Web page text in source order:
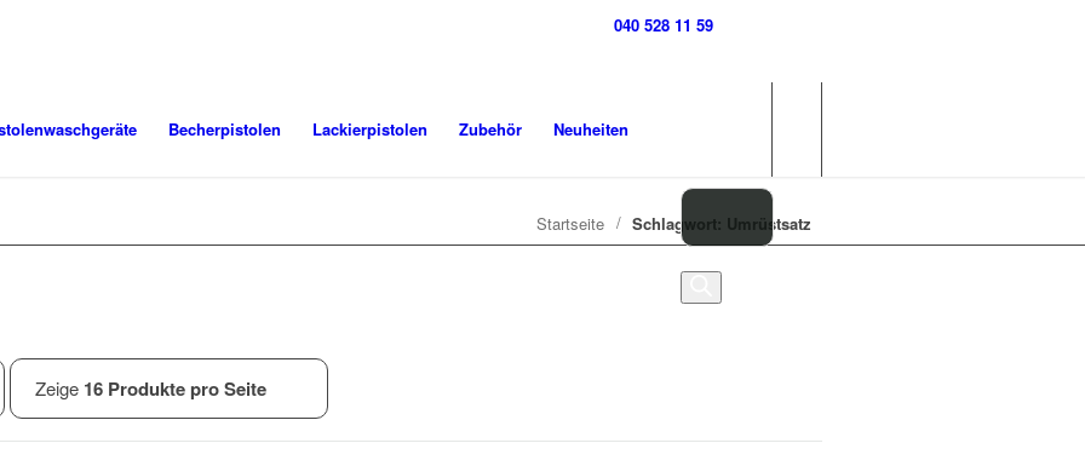
040 528 11 59
Becherpistolen Lackierpistolen Zubehör Neuheiten
Startseite / Schlagwort: Umrüstsatz
Zeige 16 Produkte pro Seite